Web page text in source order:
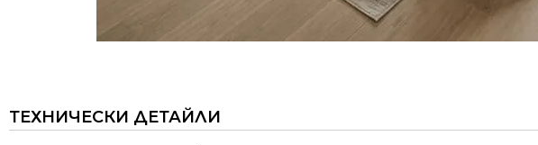
ТЕХНИЧЕСКИ ДЕТАЙЛИ